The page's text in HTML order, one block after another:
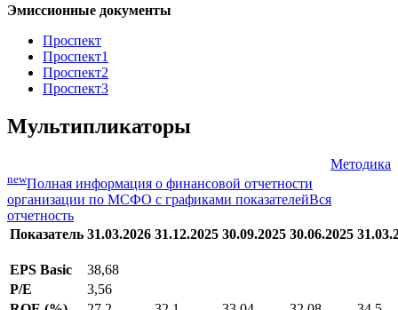
-42%
23 500 млн RUB
Эмиссионные документы
Проспект2
Мультипликаторы
new
организации по МСФО с графиками показателей
отчетность
Показатель
31.03.2026